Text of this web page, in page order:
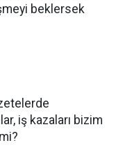
beklersek
iş kazaları bizim